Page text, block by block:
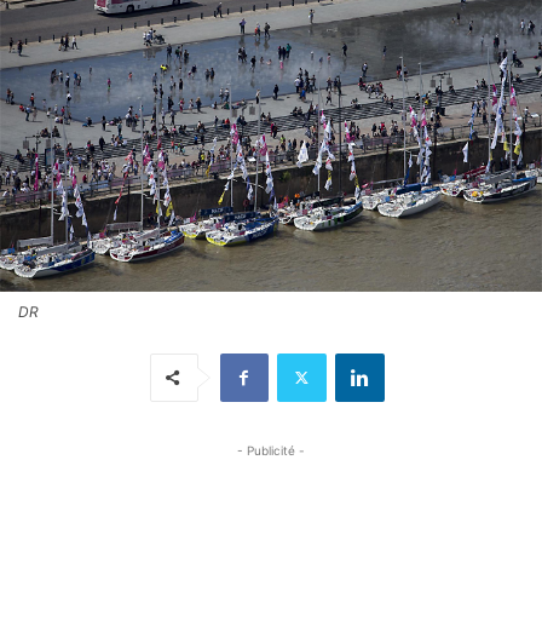
DR
- Publicité -